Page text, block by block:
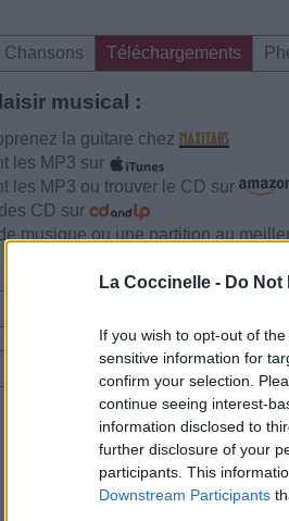
La Coccinelle - Do
If you wish to opt-out of
sensitive information for
confirm your selection.
continue seeing interest-
information disclosed to
further disclosure of your
participants. This
Downstream Participants
Chansons Téléchargements
musical :
la guitare chez
les MP3 sur
les MP3 ou trouver le CD sur
CD sur
musique ou une partition au
Téléchargements
Dire «merci» pour cette